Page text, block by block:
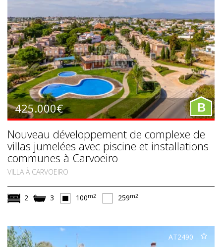
425.000€ B
Nouveau développement de complexe de
villas jumelées avec piscine et installations
communes à Carvoeiro
VILLA À CARVOEIRO
2 3 100m2 259m2
AT2490